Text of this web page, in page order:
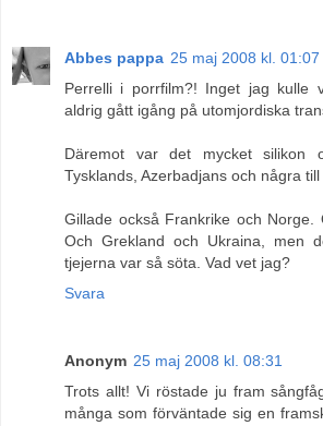
Abbes pappa 25 maj 2008 kl. 01:07
Perrelli i porrfilm?! Inget jag kulle
aldrig gått igång på utomjordiska
Däremot var det mycket silikon
Tysklands, Azerbadjans och några till
Gillade också Frankrike och Norge.
Och Grekland och Ukraina, men
tjejerna var så söta. Vad vet jag?
Svara
Anonym 25 maj 2008 kl. 08:31
Trots allt! Vi röstade ju fram
många som förväntade sig en